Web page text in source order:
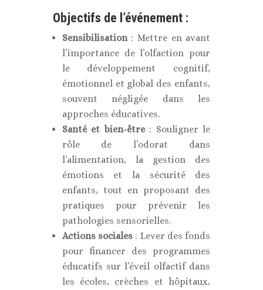
Objectifs de l’événement :
Sensibilisation: Mettre en avant
l’importance de l’olfaction pour
le développement cognitif,
émotionnel et global des enfants,
souvent négligée dans les
approches éducatives.
Santé et bien-être: Souligner le
rôle de l’odorat dans
l’alimentation, la gestion des
émotions et la sécurité des
enfants, tout en proposant des
pratiques pour prévenir les
pathologies sensorielles.
Actions sociales: Lever des fonds
pour financer des programmes
éducatifs sur l’éveil olfactif dans
les écoles, crèches et hôpitaux,